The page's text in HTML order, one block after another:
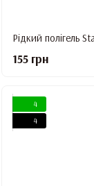
155 грн
4
4